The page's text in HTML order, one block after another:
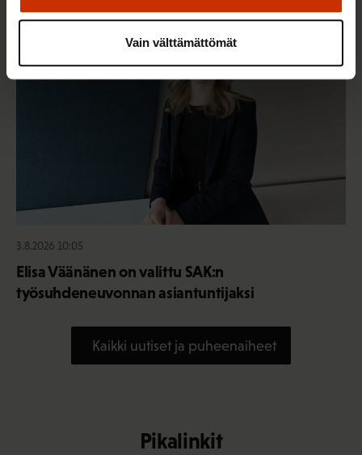
Vain välttämättömät
3.8.2026 10:05
Elisa Väänänen on valittu SAK:n
työsuhdeneuvonnan asiantuntijaksi
Kaikki uutiset ja puheenaiheet
Pikalinkit